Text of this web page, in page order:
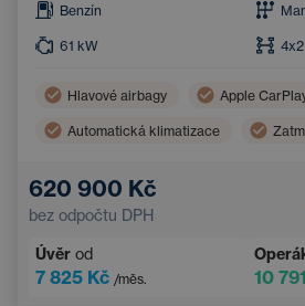
Benzín
61 kW 4x2
Hlavové airbagy Apple
Automatická klimatizace
Nouzový brzdový asistent
620 900 Kč
bez odpočtu DPH
Úvěr od
7 825 Kč /měs. 10